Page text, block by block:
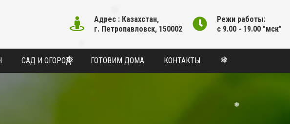
❅
❅
❅
Адрес : Казахстан,
г. Петропавловск, 150002
Режи работы:
с 9.00 - 19.00 "мск"
САД И ОГОРОД ГОТОВИМ ДОМА КОНТАКТЫ